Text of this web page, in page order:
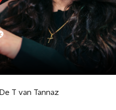
De T van Tannaz